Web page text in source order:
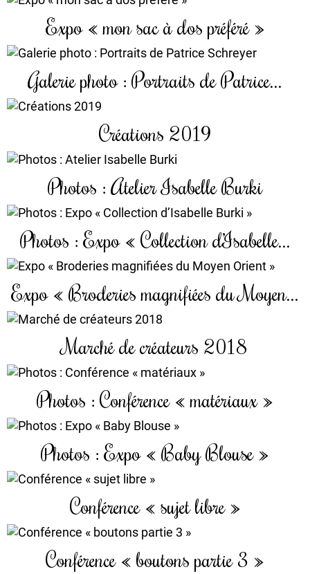
Expo « mon sac à dos préféré »
Galerie photo : Portraits de Patrice...
Créations 2019
Photos : Atelier Isabelle Burki
Photos : Expo « Collection d’Isabelle...
Expo « Broderies magnifiées du Moyen...
Marché de créateurs 2018
Photos : Conférence « matériaux »
Photos : Expo « Baby Blouse »
Conférence « sujet libre »
Conférence « boutons partie 3 »